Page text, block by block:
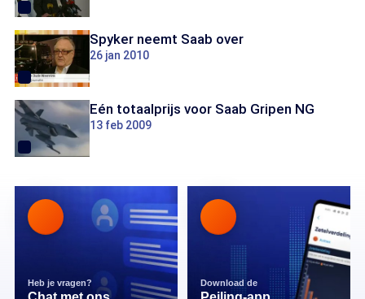
Spyker neemt Saab over
26 jan 2010
Eén totaalprijs voor Saab Gripen NG
13 feb 2009
Heb je vragen? Download de